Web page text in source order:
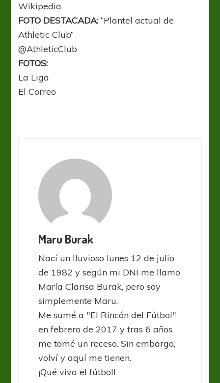
Wikipedia
FOTO DESTACADA: “Plantel actual de
Athletic Club”
@AthleticClub
FOTOS:
La Liga
El Correo
Maru Burak
Nací un lluvioso lunes 12 de julio
de 1982 y según mi DNI me llamo
María Clarisa Burak, pero soy
simplemente Maru.
Me sumé a "El Rincón del Fútbol"
en febrero de 2017 y tras 6 años
me tomé un receso. Sin embargo,
volví y aquí me tienen.
¡Qué viva el fútbol!